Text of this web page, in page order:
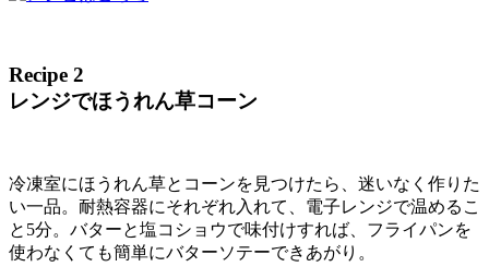
Recipe 2
レンジでほうれん草コーン
冷凍室にほうれん草とコーンを見つけたら、迷いなく作りた
い一品。耐熱容器にそれぞれ入れて、電子レンジで温めるこ
と5分。バターと塩コショウで味付けすれば、フライパンを
使わなくても簡単にバターソテーできあがり。